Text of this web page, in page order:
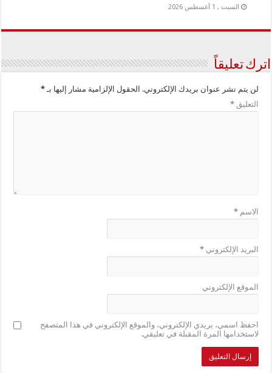
السبت , 1 أغسطس 2026
اترك تعليقاً
لن يتم نشر عنوان بريدك الإلكتروني. الحقول الإلزامية مشار إليها بـ*
التعليق*
الاسم*
البريد الإلكتروني*
الموقع الإلكتروني
احفظ اسمي، بريدي الإلكتروني، والموقع الإلكتروني في هذا المتصفح
لاستخدامها المرة المقبلة في تعليقي.